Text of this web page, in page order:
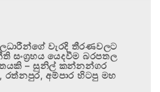
වැරදි තීරණවලට
සංග්‍රහය යෙදවීම බරපතල
– සුනිල් කන්නන්ගර
අම්පාර හිටපු මහ